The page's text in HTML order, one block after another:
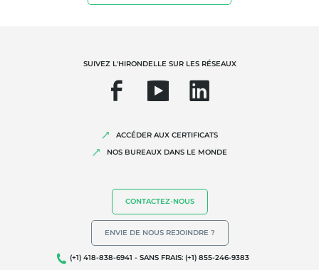
Commerce équitable
Agriculture durable
Qualité et securité alimentaire
Responsabilité sociétale des entreprises
SUIVEZ L'HIRONDELLE SUR LES RÉSEAUX
ACCÉDER AUX CERTIFICATS
NOS BUREAUX DANS LE MONDE
CONTACTEZ-NOUS
ENVIE DE NOUS REJOINDRE ?
(+1) 418-838-6941 - SANS FRAIS: (+1) 855-246-9383